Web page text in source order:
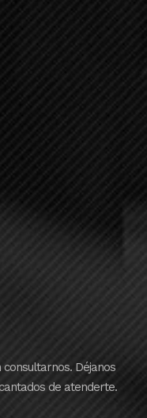
Déjanos
de atenderte.